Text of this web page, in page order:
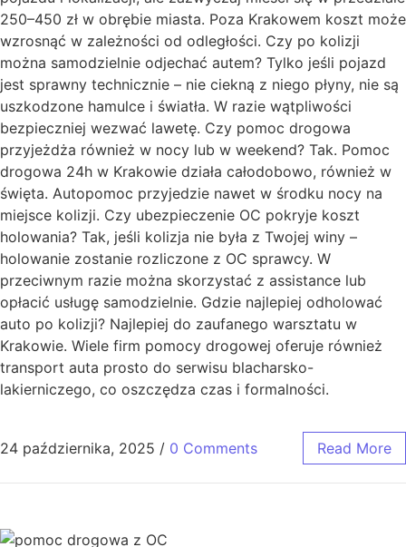
250–450 zł w obrębie miasta. Poza Krakowem koszt może
wzrosnąć w zależności od odległości. Czy po kolizji
można samodzielnie odjechać autem? Tylko jeśli pojazd
jest sprawny technicznie – nie ciekną z niego płyny, nie są
uszkodzone hamulce i światła. W razie wątpliwości
bezpieczniej wezwać lawetę. Czy pomoc drogowa
przyjeżdża również w nocy lub w weekend? Tak. Pomoc
drogowa 24h w Krakowie działa całodobowo, również w
święta. Autopomoc przyjedzie nawet w środku nocy na
miejsce kolizji. Czy ubezpieczenie OC pokryje koszt
holowania? Tak, jeśli kolizja nie była z Twojej winy –
holowanie zostanie rozliczone z OC sprawcy. W
przeciwnym razie można skorzystać z assistance lub
opłacić usługę samodzielnie. Gdzie najlepiej odholować
auto po kolizji? Najlepiej do zaufanego warsztatu w
Krakowie. Wiele firm pomocy drogowej oferuje również
transport auta prosto do serwisu blacharsko-
lakierniczego, co oszczędza czas i formalności.
24 października, 2025 / 0 Comments Read More